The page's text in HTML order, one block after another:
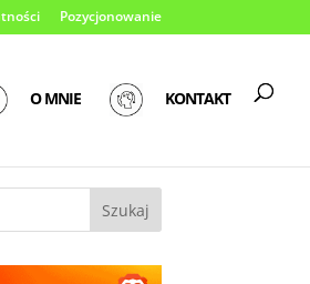
Pozycjonowanie
O MNIE KONTAKT